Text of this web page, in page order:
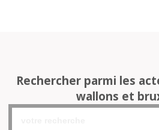
Rechercher parmi les
wallons et